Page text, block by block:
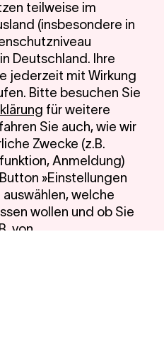
teilweise im
(insbesondere in
Deutschland. Ihre
jederzeit mit Wirkung
Bitte besuchen Sie
für weitere
Sie auch, wie wir
Zwecke (z.B.
Anmeldung)
»Einstellungen
welche
wollen und ob Sie
von